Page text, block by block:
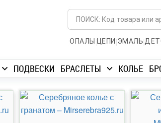
ОПАЛЫ | ЦЕПИ |ЭМАЛЬ|
ПОДВЕСКИ БРАСЛЕТЫ КОЛЬЕ